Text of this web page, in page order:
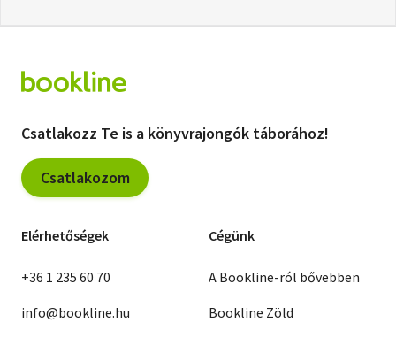
Csatlakozz Te is a könyvrajongók táborához!
Csatlakozom
Elérhetőségek
+36 1 235 60 70
info@bookline.hu
Cégünk
A Bookline-ról bővebben
Bookline Zöld